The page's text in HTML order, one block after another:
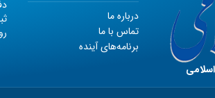
درباره ما
تماس با ما
برنامه‌های آینده